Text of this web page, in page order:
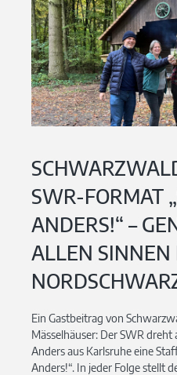
SWR-FORMAT
ANDERS!“ –
ALLEN SINNEN
Ein Gastbeitrag von
Mässelhäuser: Der SWR
Anders aus Karlsruhe eine
Anders!“. In jeder Folge stellt